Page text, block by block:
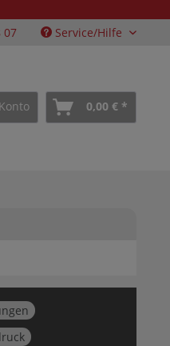
07 Service/Hilfe
0,00 € *